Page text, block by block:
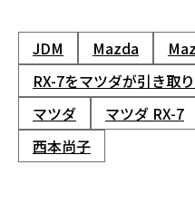
JDM Mazda
RX-7をマツダが引き取り
マツダ
マツダ RX-7
西本尚子